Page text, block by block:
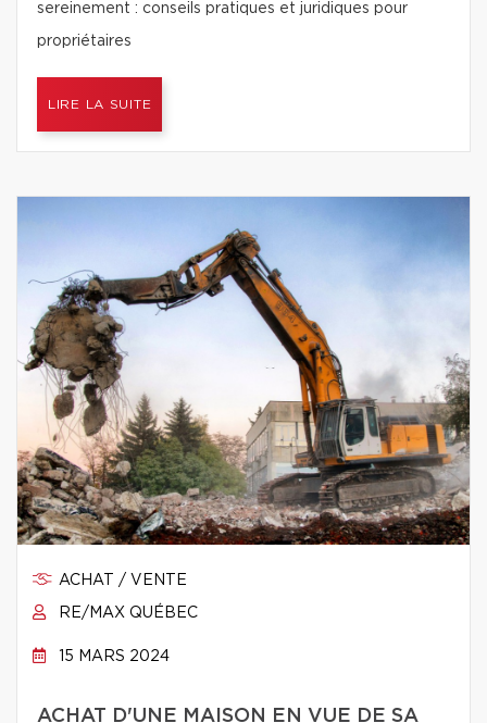
sereinement : conseils pratiques et juridiques pour
propriétaires
LIRE LA SUITE
ACHAT / VENTE
RE/MAX QUÉBEC
15 MARS 2024
ACHAT D'UNE MAISON EN VUE DE SA